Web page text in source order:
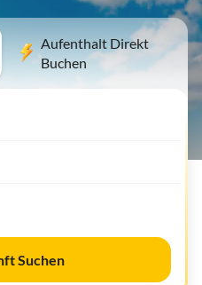
Aufenthalt Direkt
Buchen
Suchen